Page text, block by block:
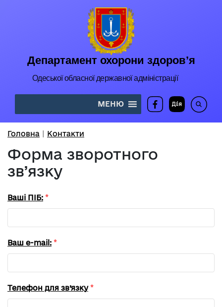
Департамент охорони здоров’я
Одеської обласної державної адміністрації
МЕНЮ
Головна Контакти
Форма зворотного
зв’язку
Ваші ПІБ: *
Ваш e-mail: *
Телефон для зв’язку *